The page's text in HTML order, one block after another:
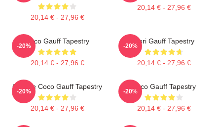
20,14 € - 27,96 €
20,14 € - 27,96 €
Coco Gauff Tapestry
20,14 € - 27,96 €
-20%
Cori Gauff Tapestry
20,14 € - 27,96 €
-20%
Call Me Coco Gauff Tapestry
20,14 € - 27,96 €
-20%
Coco Gauff Tapestry
20,14 € - 27,96 €
-20%